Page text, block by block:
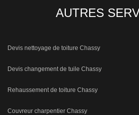
AUTRES
Devis nettoyage de toiture Chassy
Devis changement de tuile Chassy
Rehaussement de toiture Chassy
Couvreur charpentier Chassy